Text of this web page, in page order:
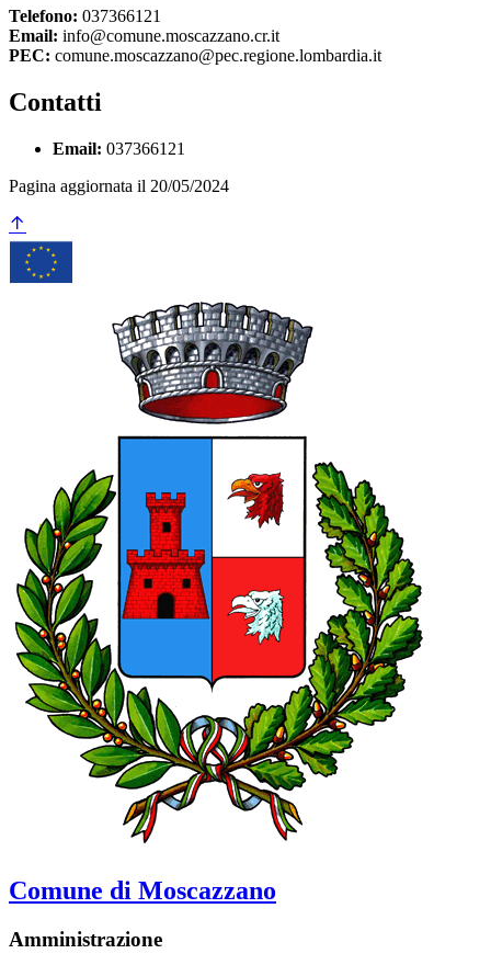
Telefono: 037366121
Email: info@comune.moscazzano.cr.it
PEC: comune.moscazzano@pec.regione.lombardia.it
Contatti
Email: 037366121
Pagina aggiornata il 20/05/2024
Comune di Moscazzano
Amministrazione